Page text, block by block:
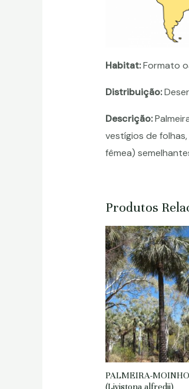
Habitat:Formato
Distribuição:
Descrição:
vestígios de
fêmea)
Produtos
PALMEIRA-
(Livistona alfredii)